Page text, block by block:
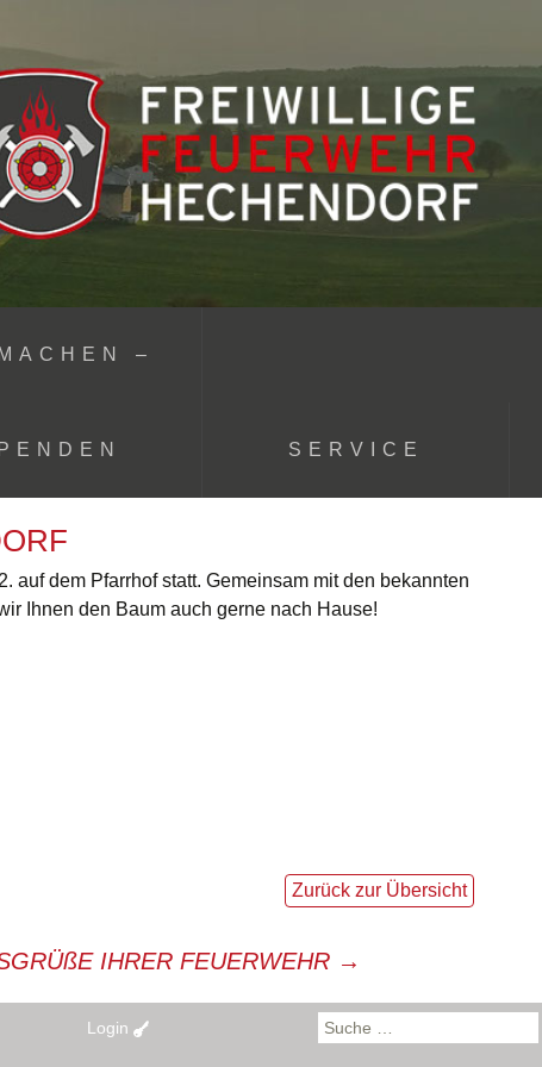
Mannschaft
–
SERVICE
Kontakt
auf dem Pfarrhof statt.Gemeinsam mit den bekannten
Ihnen den Baum auch gerne nach Hause!
Zurück zur Übersicht
IHRER FEUERWEHR →
Login Suche